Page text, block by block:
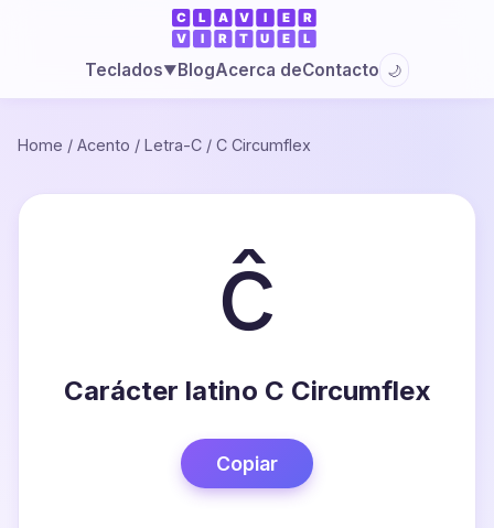
Teclados▼BlogAcerca deContacto 🌙
Home / Acento / Letra-C / C Circumflex
ĉ
Carácter latino C Circumflex
Copiar